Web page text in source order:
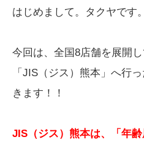
はじめまして。タクヤです。
今回は、全国8店舗を展開
「JIS（ジス）熊本」へ行
きます！！
JIS（ジス）熊本は、「年